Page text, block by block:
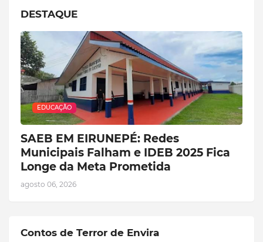
DESTAQUE
EDUCAÇÃO
SAEB EM EIRUNEPÉ: Redes
Municipais Falham e IDEB 2025 Fica
Longe da Meta Prometida
agosto 06, 2026
Contos de Terror de Envira